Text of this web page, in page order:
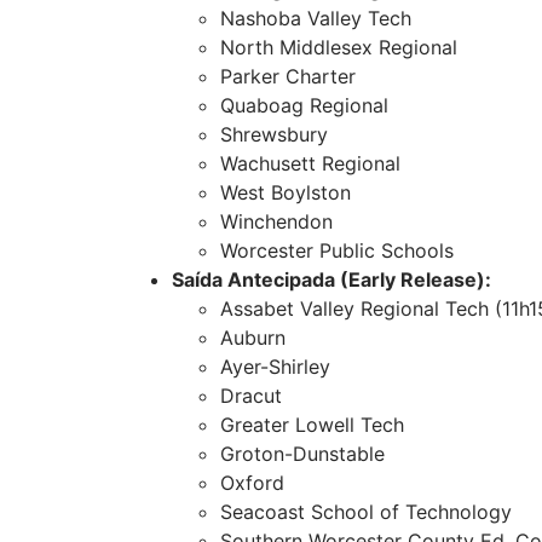
Nashoba Valley Tech
North Middlesex Regional
Parker Charter
Quaboag Regional
Shrewsbury
Wachusett Regional
West Boylston
Winchendon
Worcester Public Schools
Saída Antecipada (Early Release):
Assabet Valley Regional Tech
Auburn
Ayer-Shirley
Dracut
Greater Lowell Tech
Groton-Dunstable
Oxford
Seacoast School of Technology